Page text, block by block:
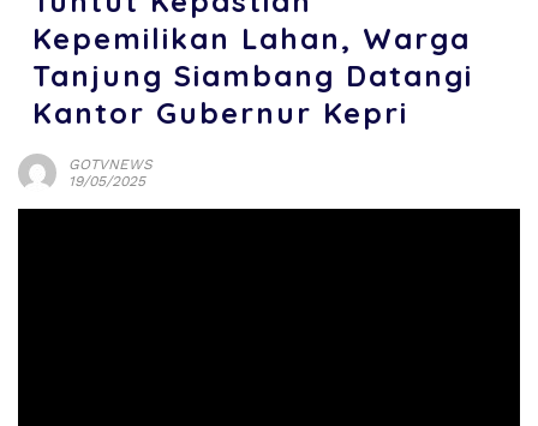
Kepemilikan Lahan, Warga
Tanjung Siambang Datangi
Kantor Gubernur Kepri
GOTVNEWS
19/05/2025